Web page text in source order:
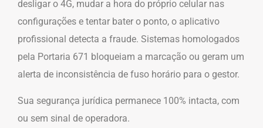
desligar o 4G, mudar a hora do próprio celular nas
configurações e tentar bater o ponto, o aplicativo
profissional detecta a fraude. Sistemas homologados
pela Portaria 671 bloqueiam a marcação ou geram um
alerta de inconsistência de fuso horário para o gestor.
Sua segurança jurídica permanece 100% intacta, com
ou sem sinal de operadora.